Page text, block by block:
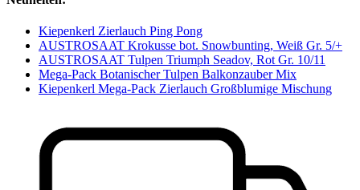
Kiepenkerl Zierlauch Ping Pong
AUSTROSAAT Krokusse bot. Snowbunting, Weiß Gr. 5/+
AUSTROSAAT Tulpen Triumph Seadov, Rot Gr. 10/11
Mega-Pack Botanischer Tulpen Balkonzauber Mix
Kiepenkerl Mega-Pack Zierlauch Großblumige Mischung